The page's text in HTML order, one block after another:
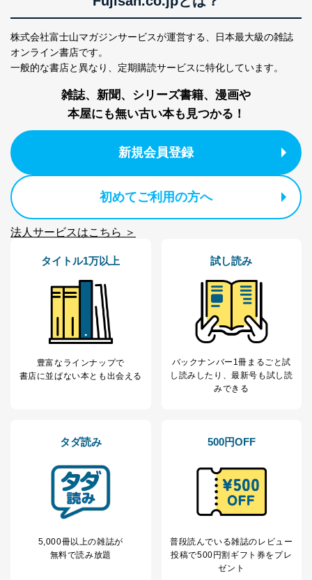
株式会社富士山マガジンサービスが運営する、
日本最大級の雑誌
オンライン書店です。
一般的な書店と異なり、 定期購読サービスに特化しています。
雑誌、新聞、シリーズ書籍、漫画や
本屋にも無い古い本も見つかる！
新規会員登録
初めてご利用の方へ
法人サービスはこちら ＞
タイトル1万以上
豊富なラインナップで
書店に並ばない本とも出会える
試し読み
バックナンバー1冊まるごと試
し読み したり、最新号も試し読
みできる
タダ読み
5,000冊以上の雑誌が
無料で読み放題
500円OFF
普段読んでいる雑誌のレビュー
投稿で500円割ギフト券をプレ
ゼント